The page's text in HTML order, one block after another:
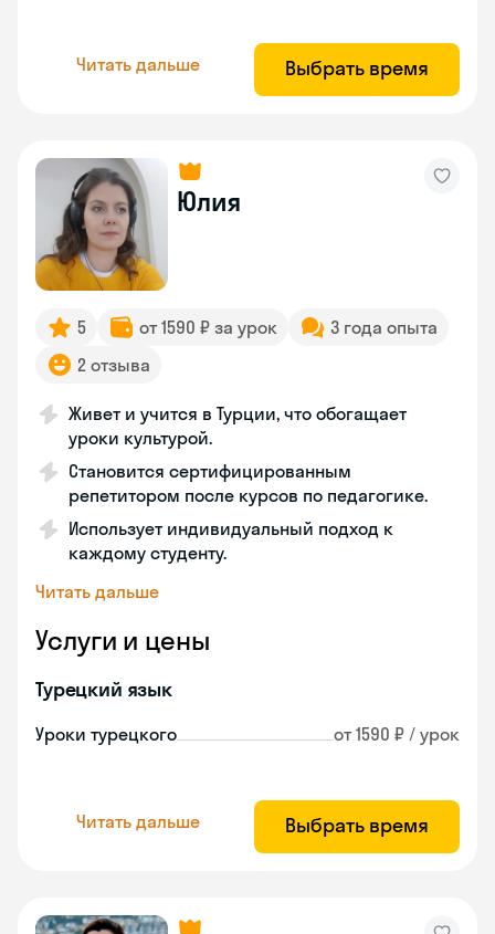
Читать дальше Выбрать время
Юлия
5 от 1590 ₽ за урок
3 года опыта
2 отзыва
Живет и учится в Турции, что обогащает
уроки культурой.
Становится сертифицированным
репетитором после курсов по педагогике.
Использует индивидуальный подход к
каждому студенту.
Читать дальше
Услуги и цены
Турецкий язык
Уроки турецкого от 1590 ₽ / урок
Читать дальше Выбрать время